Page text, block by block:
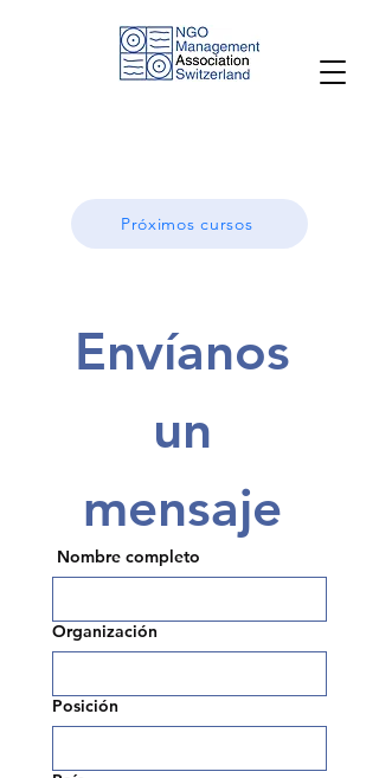
Próximos cursos
Envíanos
un
mensaje
Nombre completo
Organización
Posición